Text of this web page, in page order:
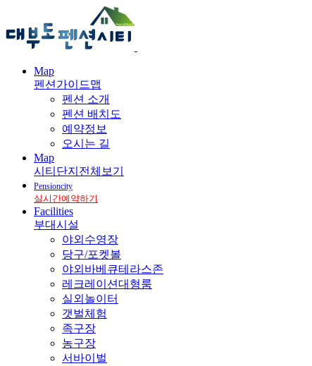
Map
펜션가이드맵
펜션 소개
펜션 배치도
예약정보
오시는 길
Map
시티단지전체보기
Pensioncity
실시간예약하기
Facilities
부대시설
야외수영장
당구/포켓볼
야외바베큐테라스존
레크레이션대형룸
실외놀이터
갯벌체험
족구장
농구장
서바이벌